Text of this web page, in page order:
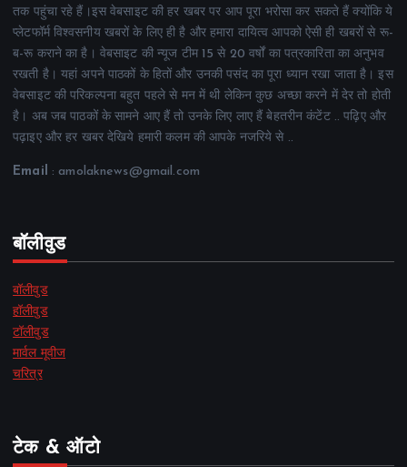
तक पहुंचा रहे हैं।इस वेबसाइट की हर खबर पर आप पूरा भरोसा कर सकते हैं क्योंकि ये
प्लेटफॉर्म विश्वसनीय खबरों के लिए ही है और हमारा दायित्व आपको ऐसी ही खबरों से रू-
ब-रू कराने का है। वेबसाइट की न्यूज टीम 15 से 20 वर्षों का पत्रकारिता का अनुभव
रखती है। यहां अपने पाठकों के हितों और उनकी पसंद का पूरा ध्यान रखा जाता है। इस
वेबसाइट की परिकल्पना बहुत पहले से मन में थी लेकिन कुछ अच्छा करने में देर तो होती
है। अब जब पाठकों के सामने आए हैं तो उनके लिए लाए हैं बेहतरीन कंटेंट .. पढ़िए और
पढ़ाइए और हर खबर देखिये हमारी कलम की आपके नजरिये से ..
Email : amolaknews@gmail.com
बॉलीवुड
बॉलीवुड
हॉलीवुड
टॉलीवुड
मार्वल मूवीज
चरित्र
टेक & ऑटो